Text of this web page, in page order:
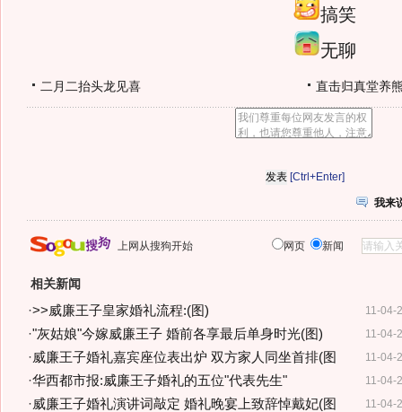
搞笑
无聊
二月二抬头龙见喜 直击归真堂养
[Ctrl+Enter]
我来
上网从搜狗开始 网页 新闻
相关新闻
11-04-
·>>威廉王子皇家婚礼流程:(图)
11-04-
·"灰姑娘"今嫁威廉王子 婚前各享最后单身时光(图)
11-04-
·威廉王子婚礼嘉宾座位表出炉 双方家人同坐首排(图
11-04-
·华西都市报:威廉王子婚礼的五位"代表先生"
11-04-
·威廉王子婚礼演讲词敲定 婚礼晚宴上致辞悼戴妃(图